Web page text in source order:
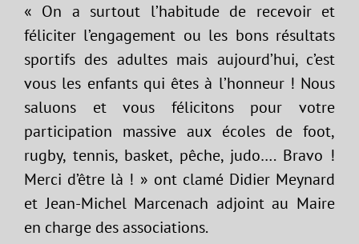
« On a surtout l’habitude de recevoir et
féliciter l’engagement ou les bons résultats
sportifs des adultes mais aujourd’hui, c’est
vous les enfants qui êtes à l’honneur ! Nous
saluons et vous félicitons pour votre
participation massive aux écoles de foot,
rugby, tennis, basket, pêche, judo…. Bravo !
Merci d’être là ! » ont clamé Didier Meynard
et Jean-Michel Marcenach adjoint au Maire
en charge des associations.